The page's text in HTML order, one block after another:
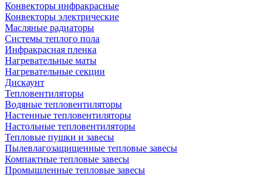
Конвекторы инфракрасные
Конвекторы электрические
Масляные радиаторы
Системы теплого пола
Инфракрасная пленка
Нагревательные маты
Нагревательные секции
Дискаунт
Тепловентиляторы
Водяные тепловентиляторы
Настенные тепловентиляторы
Настольные тепловентиляторы
Тепловые пушки и завесы
Пылевлагозащищенные тепловые завесы
Компактные тепловые завесы
Промышленные тепловые завесы